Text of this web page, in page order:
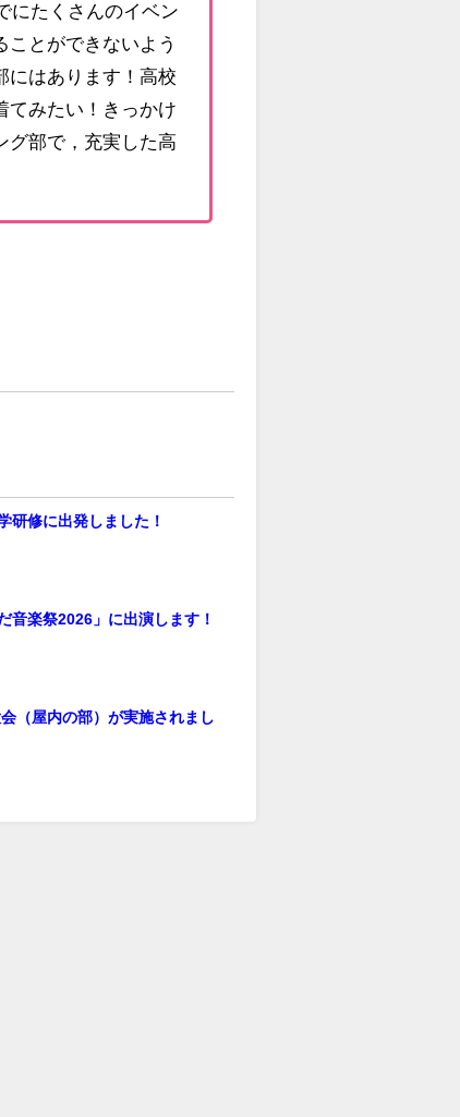
にたくさんのイベン
ことができないよう
にはあります！高校
てみたい！きっかけ
グ部で，充実した高
研修に出発しました！
音楽祭2026」に出演します！
（屋内の部）が実施されまし